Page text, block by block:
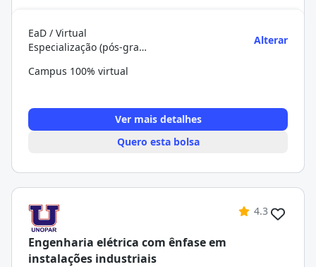
EaD / Virtual
Especialização (pós-graduação)
Alterar
Campus 100% virtual
Ver mais detalhes
Quero esta bolsa
4.3
Engenharia elétrica com ênfase em
instalações industriais